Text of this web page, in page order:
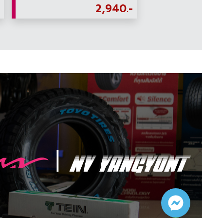
2,940.-